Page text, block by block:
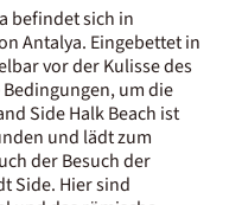
befindet sich in
Antalya. Eingebettet in
vor der Kulisse des
um die
Side Halk Beach ist
und lädt zum
der Besuch der
Side. Hier sind